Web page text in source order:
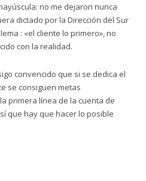
no me dejaron nunca
dictado por la Dirección del Sur
: «el cliente lo primero», no
con la realidad.
convencido que si se dedica el
se consiguen metas
primera línea de la cuenta de
que hay que hacer lo posible